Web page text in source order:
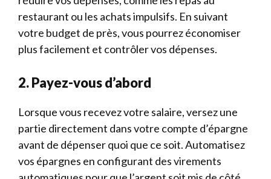
restaurant ou les achats impulsifs. En suivant
votre budget de près, vous pourrez économiser
plus facilement et contrôler vos dépenses.
2. Payez-vous d’abord
Lorsque vous recevez votre salaire, versez une
partie directement dans votre compte d’épargne
avant de dépenser quoi que ce soit. Automatisez
vos épargnes en configurant des virements